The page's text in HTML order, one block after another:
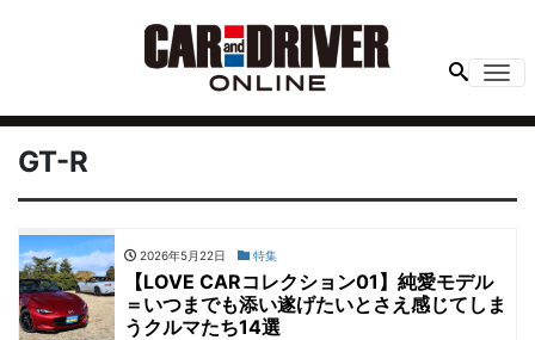
GT-R
2026年5月22日 特集
【LOVE CARコレクション01】純愛モデル
＝いつまでも添い遂げたいとさえ感じてしま
うクルマたち14選